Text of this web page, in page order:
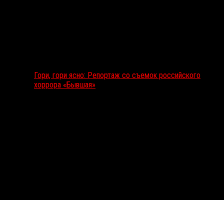
Гори, гори ясно: Репортаж со съемок российского
хоррора «Бывшая»